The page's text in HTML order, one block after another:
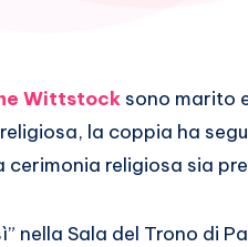
Wittstock sono marito
la coppia ha
cerimonia religiosa sia
nella Sala del Trono di